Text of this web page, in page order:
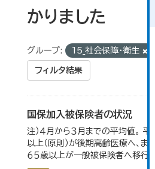
かりました
グループ: 15_社会保障・衛生
フィルタ結果
国保加入被保険者の状況
注）４月から３月までの平均値。 平
以上（原則）が後期高齢医療へ、ま
６５歳以上が一般被保険者へ移行。